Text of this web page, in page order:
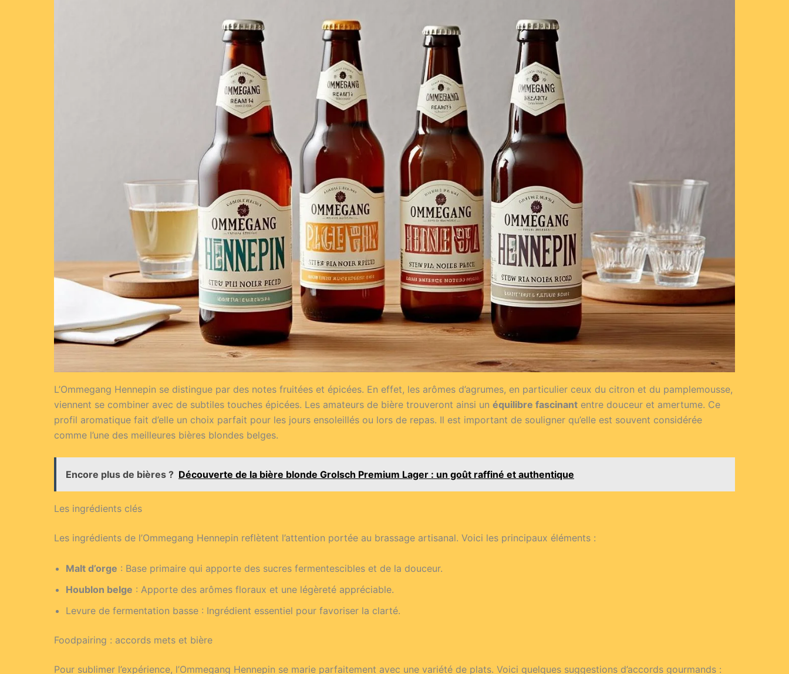
L’Ommegang Hennepin se distingue par des notes fruitées et épicées. En effet, les arômes d’agrumes, en particulier ceux du citron et du pamplemousse,
viennent se combiner avec de subtiles touches épicées. Les amateurs de bière trouveront ainsi un équilibre fascinant entre douceur et amertume. Ce
profil aromatique fait d’elle un choix parfait pour les jours ensoleillés ou lors de repas. Il est important de souligner qu’elle est souvent considérée
comme l’une des meilleures bières blondes belges.
Encore plus de bières ? Découverte de la bière blonde Grolsch Premium Lager : un goût raffiné et authentique
Les ingrédients clés
Les ingrédients de l’Ommegang Hennepin reflètent l’attention portée au brassage artisanal. Voici les principaux éléments :
Malt d’orge : Base primaire qui apporte des sucres fermentescibles et de la douceur.
Houblon belge : Apporte des arômes floraux et une légèreté appréciable.
Levure de fermentation basse : Ingrédient essentiel pour favoriser la clarté.
Foodpairing : accords mets et bière
Pour sublimer l’expérience, l’Ommegang Hennepin se marie parfaitement avec une variété de plats. Voici quelques suggestions d’accords gourmands :